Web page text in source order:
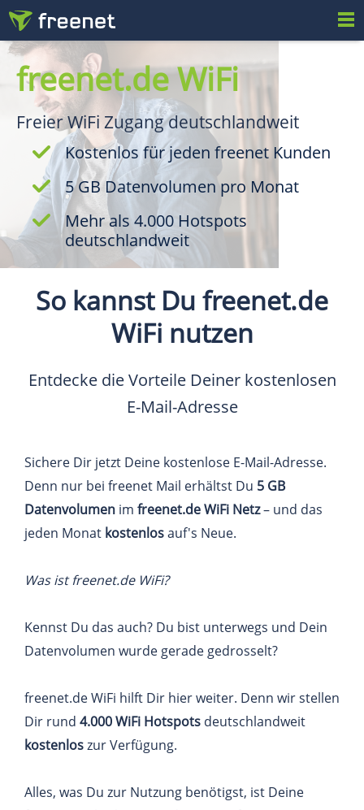
freenet.de WiFi
Freier WiFi Zugang deutschlandweit
Kostenlos für jeden freenet Kunden
5 GB Datenvolumen pro Monat
Mehr als 4.000 Hotspots
deutschlandweit
So kannst Du freenet.de
WiFi nutzen
Entdecke die Vorteile Deiner kostenlosen
E-Mail-Adresse
Sichere Dir jetzt Deine kostenlose E-Mail-Adresse.
Denn nur bei freenet Mail erhältst Du 5 GB
Datenvolumen im freenet.de WiFi Netz– und das
jeden Monat kostenlosauf's Neue.
Was ist freenet.de WiFi?
Kennst Du das auch? Du bist unterwegs und Dein
Datenvolumen wurde gerade gedrosselt?
freenet.de WiFi hilft Dir hier weiter. Denn wir stellen
Dir rund 4.000 WiFi Hotspots deutschlandweit
kostenloszur Verfügung.
Alles, was Du zur Nutzung benötigst, ist Deine